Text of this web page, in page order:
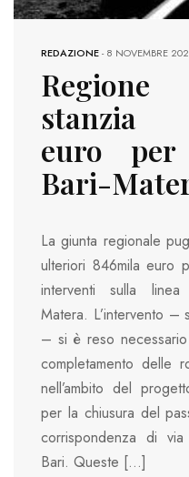
REDAZIONE-8 NOVEMBRE
stanzia
euro per
Bari-
La giunta regionale
ulteriori 846mila euro
interventi sulla linea
Matera. L’intervento –
– si è reso
completamento delle
nell’ambito del
per la chiusura del
corrispondenza di
Bari. Queste […]